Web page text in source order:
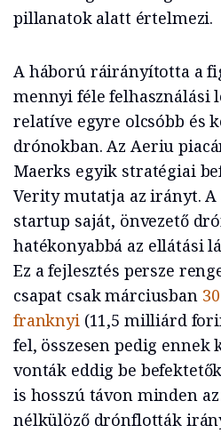
pillanatok alatt értelmezi.
A háború ráirányította a
mennyi féle felhasználási
relatíve egyre olcsóbb és
drónokban. Az Aeriu
Maerks egyik stratégiai
Verity mutatja az irányt.
startup saját, önvezető
hatékonyabbá az ellátási
Ez a fejlesztés persze
csapat csak márciusban
franknyi(11,5 milliárd
fel, összesen pedig ennek
vonták eddig be
is hosszú távon minden
nélkülöző drónflották